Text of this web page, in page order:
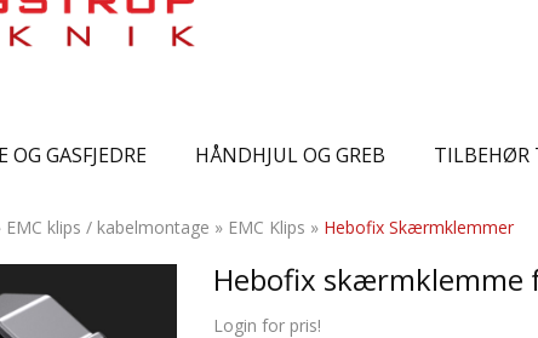
GASFJEDRE HÅNDHJUL OG GREB TILBEHØR
EMC klips / kabelmontage » EMC Klips » Hebofix Skærmklemmer
Hebofix skærmklemme
Login for pris!